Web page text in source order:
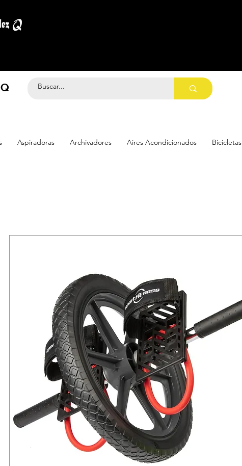
Aspiradoras Archivadores Aires Acondicionados Bicicletas